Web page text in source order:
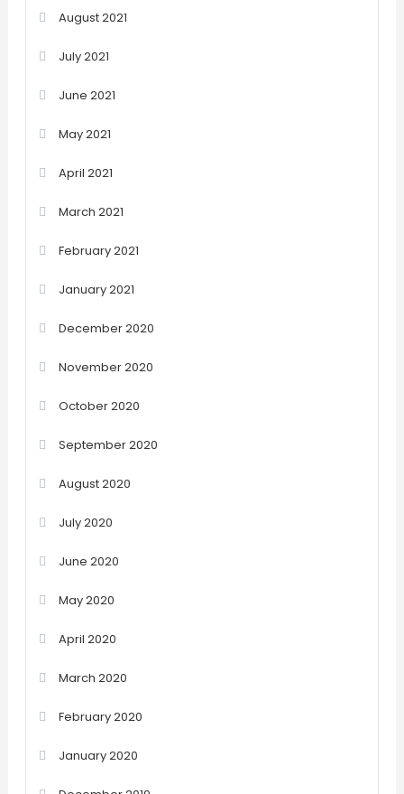
August 2021
July 2021
June 2021
May 2021
April 2021
March 2021
February 2021
January 2021
December 2020
November 2020
October 2020
September 2020
August 2020
July 2020
June 2020
May 2020
April 2020
March 2020
February 2020
January 2020